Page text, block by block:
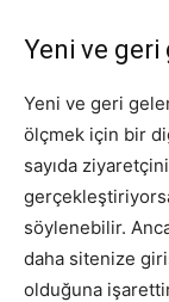
Yeni ve
Yeni ve geri
ölçmek için bir
sayıda
söylenebilir.
daha sitenize
olduğuna